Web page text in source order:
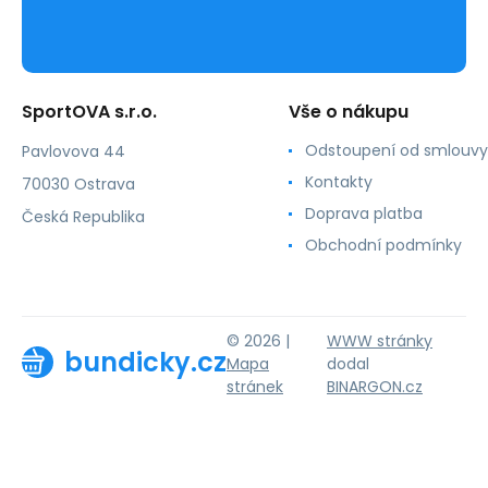
SportOVA s.r.o.
Pavlovova 44
70030 Ostrava
Česká Republika
Vše o nákupu
Odstoupení od smlouvy
Kontakty
Doprava platba
Obchodní podmínky
bundicky.cz
© 2026 |
Mapa
stránek
WWW stránky
dodal
BINARGON.cz